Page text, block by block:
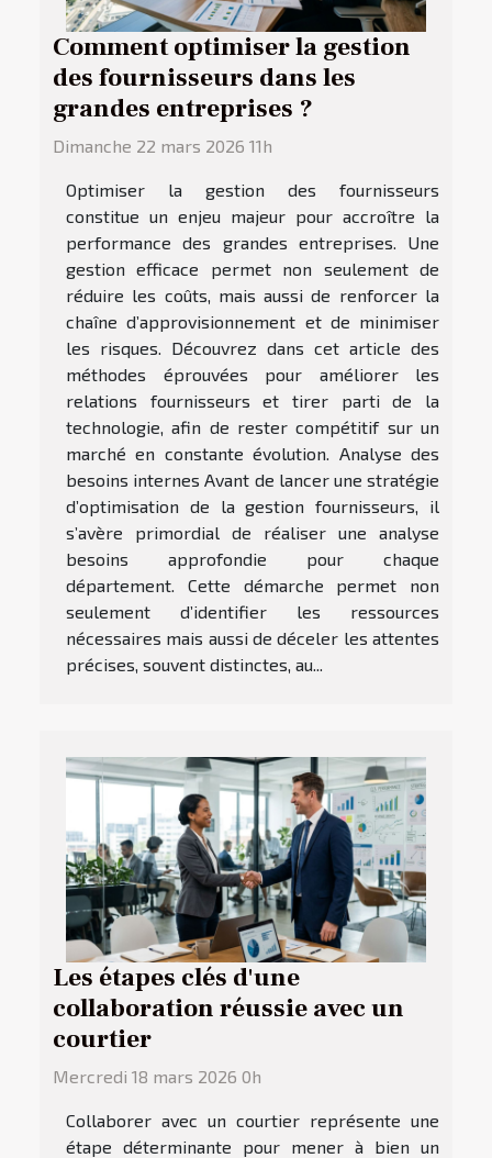
Comment optimiser la gestion
des fournisseurs dans les
grandes entreprises ?
Dimanche 22 mars 2026 11h
Optimiser la gestion des fournisseurs
constitue un enjeu majeur pour accroître la
performance des grandes entreprises. Une
gestion efficace permet non seulement de
réduire les coûts, mais aussi de renforcer la
chaîne d’approvisionnement et de minimiser
les risques. Découvrez dans cet article des
méthodes éprouvées pour améliorer les
relations fournisseurs et tirer parti de la
technologie, afin de rester compétitif sur un
marché en constante évolution. Analyse des
besoins internes Avant de lancer une stratégie
d’optimisation de la gestion fournisseurs, il
s’avère primordial de réaliser une analyse
besoins approfondie pour chaque
département. Cette démarche permet non
seulement d’identifier les ressources
nécessaires mais aussi de déceler les attentes
précises, souvent distinctes, au...
Les étapes clés d'une
collaboration réussie avec un
courtier
Mercredi 18 mars 2026 0h
Collaborer avec un courtier représente une
étape déterminante pour mener à bien un